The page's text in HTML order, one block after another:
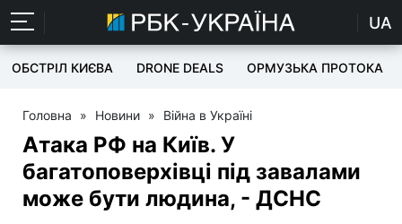
UA
ОБСТРІЛ КИЄВА DRONE DEALS ОРМУЗЬКА ПРОТОКА
Головна » Новини » Війна в Україні
Атака РФ на Київ. У
багатоповерхівці під завалами
може бути людина, - ДСНС